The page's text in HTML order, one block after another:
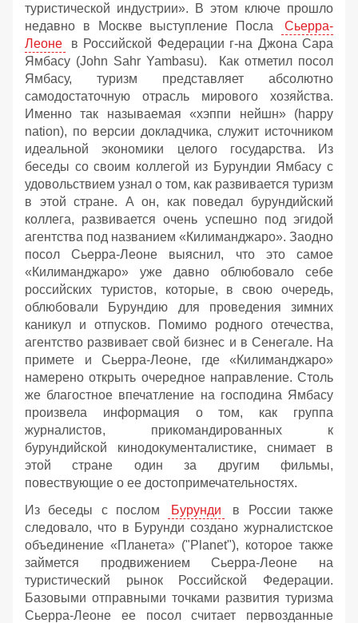
туристической индустрии». В этом ключе прошло
недавно в Москве выступление Посла
Сьерра-
Леоне
в Российской Федерации г-на Джона Сара
Ямбасу (John Sahr Yambasu). Как отметил посол
Ямбасу, туризм представляет абсолютно
самодостаточную отрасль мирового хозяйства.
Именно так называемая «хэппи нейшн» (happy
nation), по версии докладчика, служит источником
идеальной экономики целого государства. Из
беседы со своим коллегой из Бурундии Ямбасу с
удовольствием узнал о том, как развивается туризм
в этой стране. А он, как поведал бурундийский
коллега, развивается очень успешно под эгидой
агентства под названием «Килиманджаро». Заодно
посол Сьерра-Леоне выяснил, что это самое
«Килиманджаро» уже давно облюбовало себе
российских туристов, которые, в свою очередь,
облюбовали Бурундию для проведения зимних
каникул и отпусков. Помимо родного отечества,
агентство развивает свой бизнес и в Сенегале. На
примете и Сьерра-Леоне, где «Килиманджаро»
намерено открыть очередное направление. Столь
же благостное впечатление на господина Ямбасу
произвела информация о том, как группа
журналистов, прикомандированных к
бурундийской кинодокументалистике, снимает в
этой стране один за другим фильмы,
повествующие о ее достопримечательностях.
Из беседы с послом
Бурунди
в России также
следовало, что в Бурунди создано журналистское
объединение «Планета» ("Planet"), которое также
займется продвижением Сьерра-Леоне на
туристический рынок Российской Федерации.
Базовыми отправными точками развития туризма
Сьерра-Леоне ее посол считает первозданные